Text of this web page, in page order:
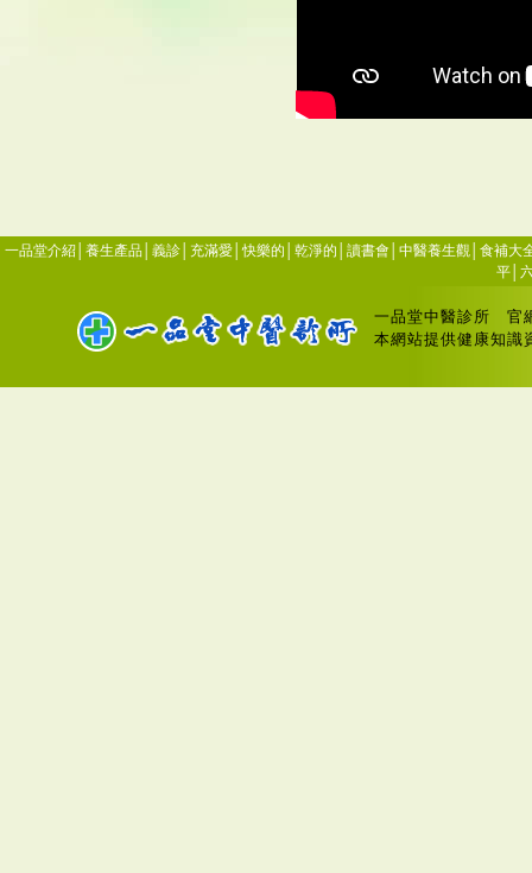
一品堂介紹 養生產品 義診 充滿愛 │快樂的 乾淨的 讀書會 中醫養生觀 食補大
平
一品堂中醫診所
官
本網站提供健康知